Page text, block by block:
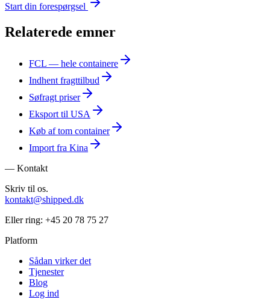
Start din forespørgsel
Relaterede emner
FCL — hele containere
Indhent fragttilbud
Søfragt priser
Eksport til USA
Køb af tom container
Import fra Kina
— Kontakt
Skriv til os.
kontakt@shipped.dk
Eller ring: +45 20 78 75 27
Platform
Sådan virker det
Tjenester
Blog
Log ind